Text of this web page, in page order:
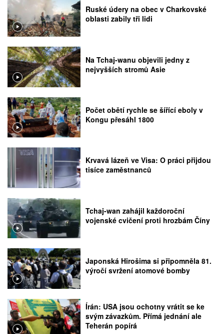
Ruské údery na obec v Charkovské
oblasti zabily tři lidi
Na Tchaj-wanu objevili jedny z
nejvyšších stromů Asie
Počet obětí rychle se šířící eboly v
Kongu přesáhl 1800
Krvavá lázeň ve Visa: O práci přijdou
tisíce zaměstnanců
Tchaj-wan zahájil každoroční
vojenské cvičení proti hrozbám Číny
Japonská Hirošima si připomněla 81.
výročí svržení atomové bomby
Írán: USA jsou ochotny vrátit se ke
svým závazkům. Přímá jednání ale
Teherán popírá